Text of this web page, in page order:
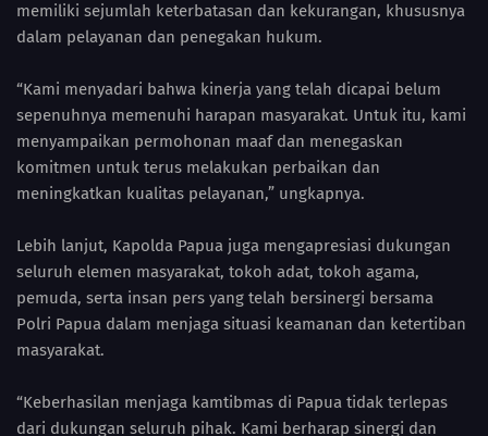
memiliki sejumlah keterbatasan dan kekurangan, khususnya
dalam pelayanan dan penegakan hukum.
“Kami menyadari bahwa kinerja yang telah dicapai belum
sepenuhnya memenuhi harapan masyarakat. Untuk itu, kami
menyampaikan permohonan maaf dan menegaskan
komitmen untuk terus melakukan perbaikan dan
meningkatkan kualitas pelayanan,” ungkapnya.
Lebih lanjut, Kapolda Papua juga mengapresiasi dukungan
seluruh elemen masyarakat, tokoh adat, tokoh agama,
pemuda, serta insan pers yang telah bersinergi bersama
Polri Papua dalam menjaga situasi keamanan dan ketertiban
masyarakat.
“Keberhasilan menjaga kamtibmas di Papua tidak terlepas
dari dukungan seluruh pihak. Kami berharap sinergi dan